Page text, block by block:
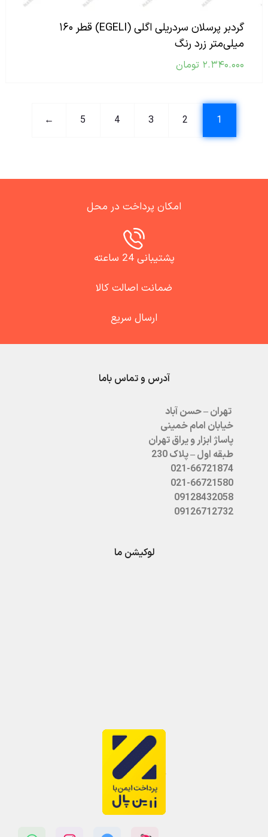
گردبر پرسلان سردریلی اگلی (EGELI) قطر ۱۶۰
میلی‌متر زرد رنگ
۲.۳۴۰.۰۰۰ تومان
1
2
3
4
5
←
امکان پرداخت در محل
پشتیبانی 24 ساعته
ضمانت اصالت کالا
ارسال سریع
آدرس و تماس باما
تهران – حسن آباد
خیابان امام خمینی
پاساژ ابزار و یراق تهران
طبقه اول – پلاک 230
021-66721874
021-66721580
09128432058
09126712732
لوکیشن ما